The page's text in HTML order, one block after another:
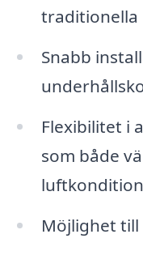
traditionella
Snabb
Flexibilitet i
som både
Möjlighet